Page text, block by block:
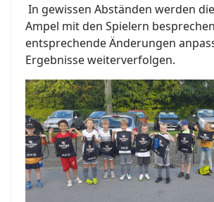
In gewissen Abständen werden
Ampel mit den Spielern
entsprechende Änderungen
Ergebnisse weiterverfolgen.